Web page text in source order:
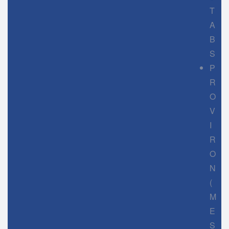
T
A
B
S
P
R
O
V
I
R
O
N
(
M
E
S